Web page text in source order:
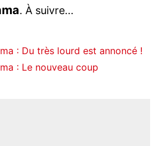
. À suivre...
: Du très lourd est annoncé !
: Le nouveau coup